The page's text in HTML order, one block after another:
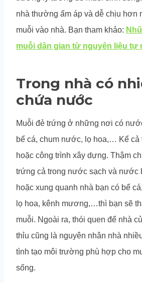
nhà thường ấm áp và dễ chịu hơn
muỗi vào nhà. Bạn tham khảo:
muỗi dân gian từ nguyên liệu tự
Trong nhà có
chứa nước
Muỗi đẻ trứng ở những nơi có
bể cá, chum nước, lọ hoa,… Kể cả
hoặc công trình xây dựng. Thậm
trứng cả trong nước sạch và nước
hoặc xung quanh nhà bạn có bể
lọ hoa, kênh mương,…thì bạn sẽ
muỗi. Ngoài ra, thói quen để nhà
thỉu cũng là nguyên nhân nhà
tình tạo môi trường phù hợp cho
sống.